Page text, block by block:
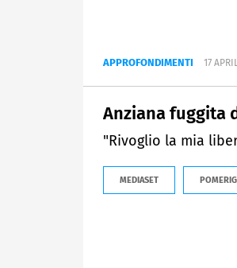
APPROFONDIMENTI 17
Anziana fuggita
"Rivoglio la mia
MEDIASET